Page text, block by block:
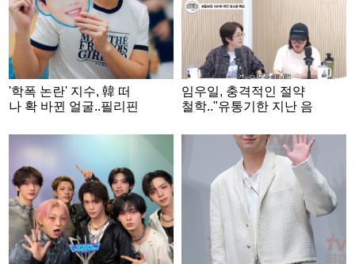
'학폭 논란' 지수, 韓 떠
나 확 바뀐 얼굴..필리핀
슈]
임우일, 충격적인 절약
철학.."유통기한 지난 음
('비밀보장')